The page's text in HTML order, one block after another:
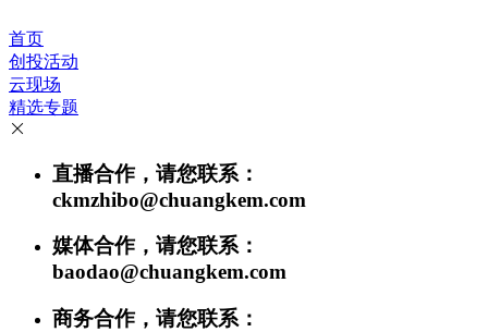
首页
创投活动
云现场
精选专题
直播合作，请您联系：
ckmzhibo@chuangkem.com
媒体合作，请您联系：
baodao@chuangkem.com
商务合作，请您联系：